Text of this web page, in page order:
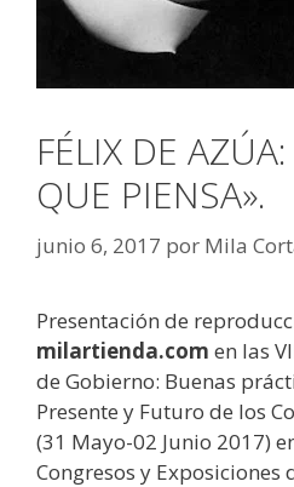
FÉLIX DE
QUE PIENSA».
junio 6, 2017 por Mila
Presentación de
milartienda.com en las
de Gobierno: Buenas
Presente y Futuro de los
(31 Mayo-02 Junio 2017)
Congresos y Exposiciones